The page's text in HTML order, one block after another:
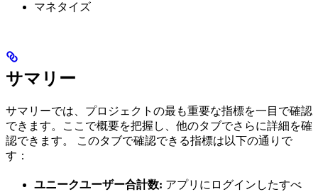
マネタイズ
サマリー
サマリーでは、プロジェクトの最も重要な指標を一目で確認
できます。ここで概要を把握し、他のタブでさらに詳細を確
認できます。 このタブで確認できる指標は以下の通りで
す：
ユニークユーザー合計数: アプリにログインしたすべ